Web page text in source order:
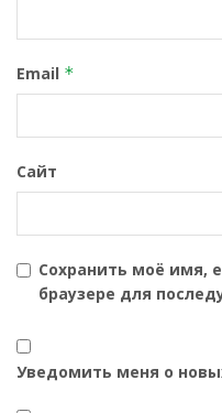
Email *
Сайт
Сохранить моё имя,
браузере для
Уведомить меня о